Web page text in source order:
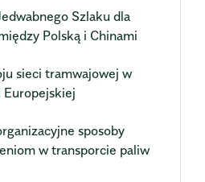
Szlaku dla
Polską i Chinami
sieci tramwajowej w
sposoby
w transporcie paliw